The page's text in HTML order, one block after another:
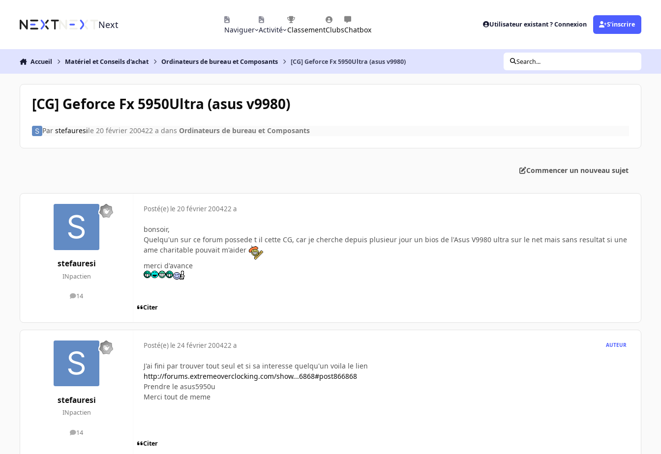
Next Naviguer Activité ClassementClubsChatbox
Utilisateur existant ? Connexion S’inscrire
Accueil Matériel et Conseils d'achat Ordinateurs de bureau et Composants [CG] Geforce Fx 5950Ultra (asus v9980) Search...
[CG] Geforce Fx 5950Ultra (asus v9980)
Par stefauresile 20 février 200422 a dans Ordinateurs de bureau et Composants
Commencer un nouveau sujet
stefauresi
INpactien
14
messages
Posté(e) le 20 février 200422 a
bonsoir,
Quelqu'un sur ce forum possede t il cette CG, car je cherche depuis plusieur jour un bios de l'Asus V9980 ultra sur le net mais sans resultat si une
ame charitable pouvait m'aider
merci d'avance
Citer
stefauresi
INpactien
14
messages
Posté(e) le 24 février 200422 a AUTEUR
J'ai fini par trouver tout seul et si sa interesse quelqu'un voila le lien
http://forums.extremeoverclocking.com/show...6868#post866868
Prendre le asus5950u
Merci tout de meme
Citer